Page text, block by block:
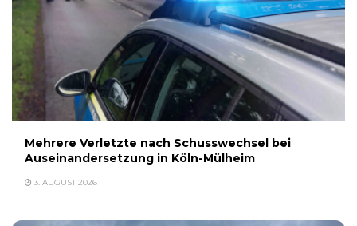
Mehrere Verletzte nach Schusswechsel bei
Auseinandersetzung in Köln-Mülheim
3. AUGUST 2026